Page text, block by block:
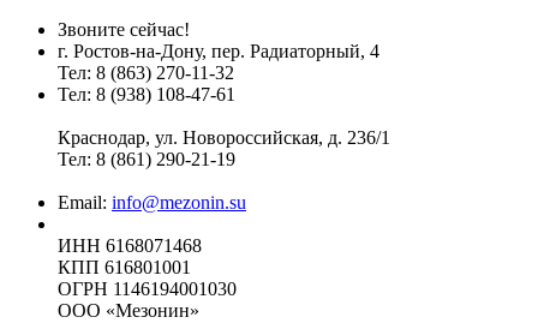
Звоните сейчас!
г. Ростов-на-Дону, пер. Радиаторный, 4
Тел: 8 (863) 270-11-32
Тел: 8 (938) 108-47-61
Краснодар, ул. Новороссийская, д. 236/1
Тел: 8 (861) 290-21-19
Email: info@mezonin.su
ИНН 6168071468
КПП 616801001
ОГРН 1146194001030
ООО «Мезонин»